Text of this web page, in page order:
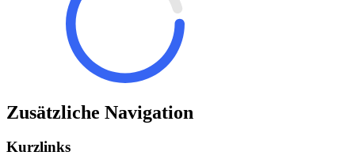
Zusätzliche Navigation
Kurzlinks